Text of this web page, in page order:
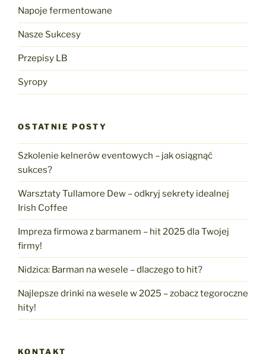
Napoje fermentowane
Nasze Sukcesy
Przepisy LB
Syropy
OSTATNIE POSTY
Szkolenie kelnerów eventowych – jak osiągnąć
sukces?
Warsztaty Tullamore Dew – odkryj sekrety idealnej
Irish Coffee
Impreza firmowa z barmanem – hit 2025 dla Twojej
firmy!
Nidzica: Barman na wesele – dlaczego to hit?
Najlepsze drinki na wesele w 2025 – zobacz tegoroczne
hity!
KONTAKT